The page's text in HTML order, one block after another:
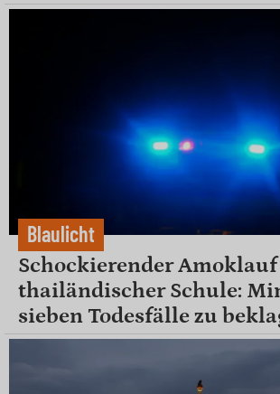
Blaulicht
Schockierender
thailändischer Schule:
sieben Todesfälle zu